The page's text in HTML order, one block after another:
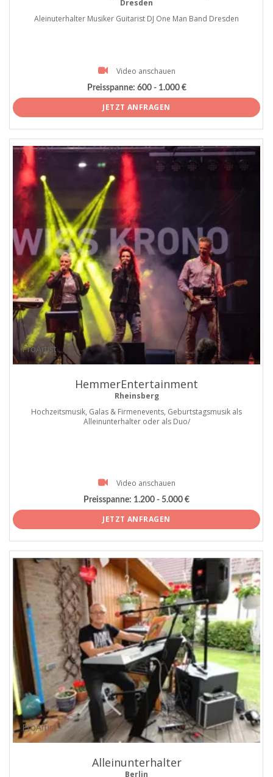
Dresden
Aleinuterhalter Musiker Guitarist DJ One Man Band Dresden
Video anschauen
Preisspanne: 600 - 1.000 €
JETZT ANFRAGEN
ProArtist
HemmerEntertainment
Rheinsberg
Hochzeitsmusik, Galas & Firmenevents, Geburtstagsmusik als
Alleinunterhalter oder als Duo/
Video anschauen
Preisspanne: 1.200 - 5.000 €
JETZT ANFRAGEN
ProArtist
Alleinunterhalter
Berlin